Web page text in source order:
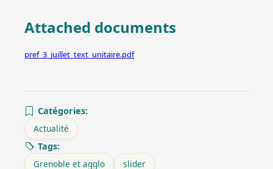
Attached documents
pref_3_juillet_text_unitaire.pdf
Catégories:
Actualité
Tags:
Grenoble et agglo
slider